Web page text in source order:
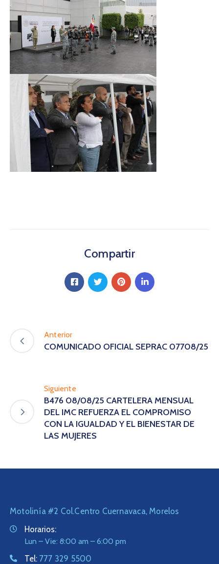
Compartir
Anterior
COMUNICADO OFICIAL SEPRAC 07708/25
Siguiente
B476 08/08/25 CARTELERA MENSUAL
DEL IMC REFUERZA EL COMPROMISO
CON LA IGUALDAD Y EL BIENESTAR DE
LAS MUJERES
Motolinía #2 Col.Centro Cuernavaca, Morelos
Horarios:
Lun – Vie: 8:00 am – 6:00 pm
Tel: 777 329 5500